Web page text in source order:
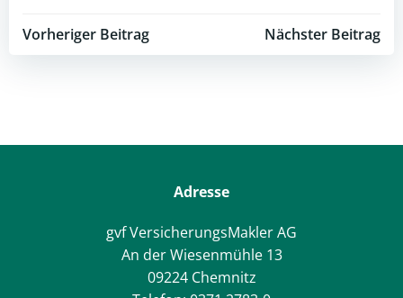
Post
Vorheriger Beitrag
PostNächster Beitrag
Adresse
gvf VersicherungsMakler AG
An der Wiesenmühle 13
09224 Chemnitz